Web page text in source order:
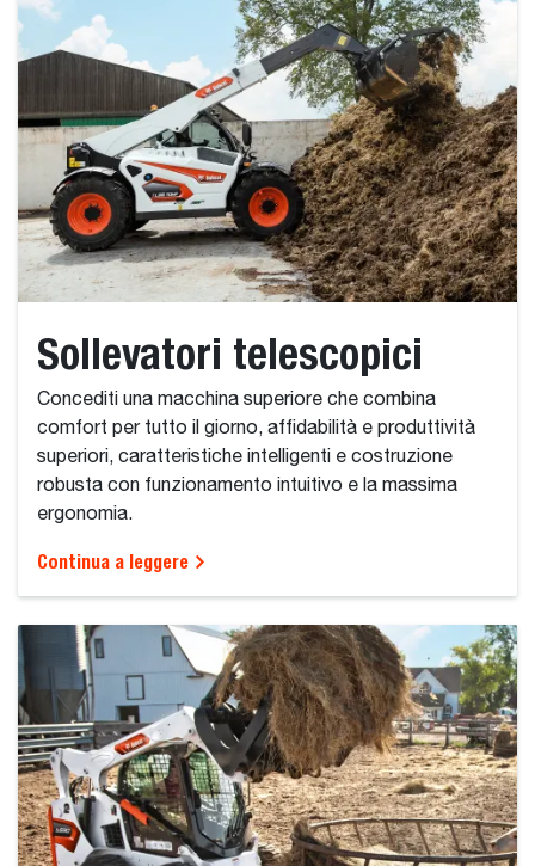
Sollevatori telescopici
Concediti una macchina superiore che combina
comfort per tutto il giorno, affidabilità e produttività
superiori, caratteristiche intelligenti e costruzione
robusta con funzionamento intuitivo e la massima
ergonomia.
Continua a leggere